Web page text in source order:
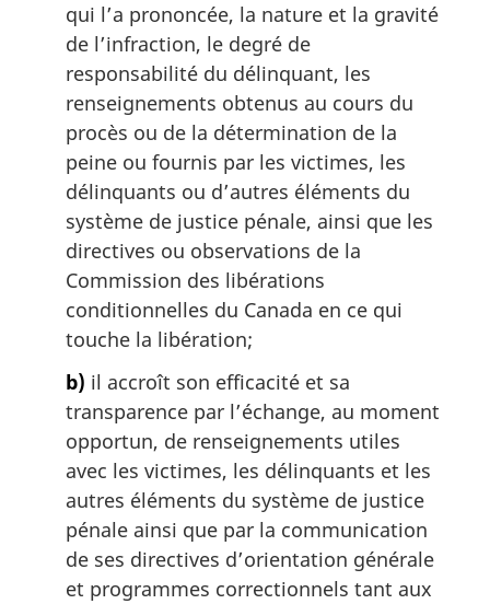
qui l’a prononcée, la nature et la gravité
de l’infraction, le degré de
responsabilité du délinquant, les
renseignements obtenus au cours du
procès ou de la détermination de la
peine ou fournis par les victimes, les
délinquants ou d’autres éléments du
système de justice pénale, ainsi que les
directives ou observations de la
Commission des libérations
conditionnelles du Canada en ce qui
touche la libération;
b) il accroît son efficacité et sa
transparence par l’échange, au moment
opportun, de renseignements utiles
avec les victimes, les délinquants et les
autres éléments du système de justice
pénale ainsi que par la communication
de ses directives d’orientation générale
et programmes correctionnels tant aux